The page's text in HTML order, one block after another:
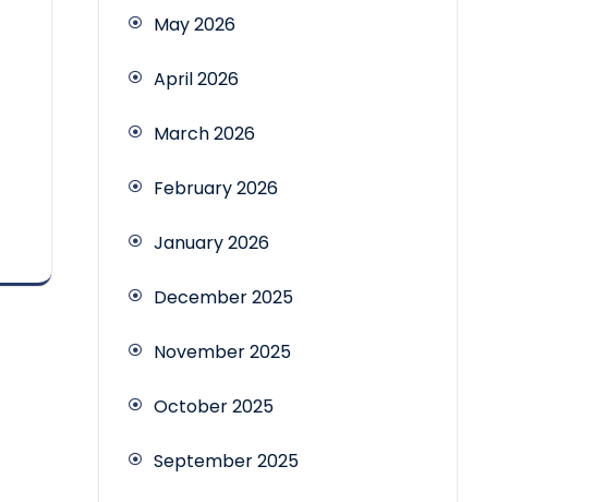
May 2026
April 2026
March 2026
February 2026
January 2026
December 2025
November 2025
October 2025
September 2025